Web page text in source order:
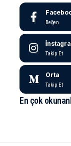
Beğen
Takip Et
Orta
Takip Et
En çok